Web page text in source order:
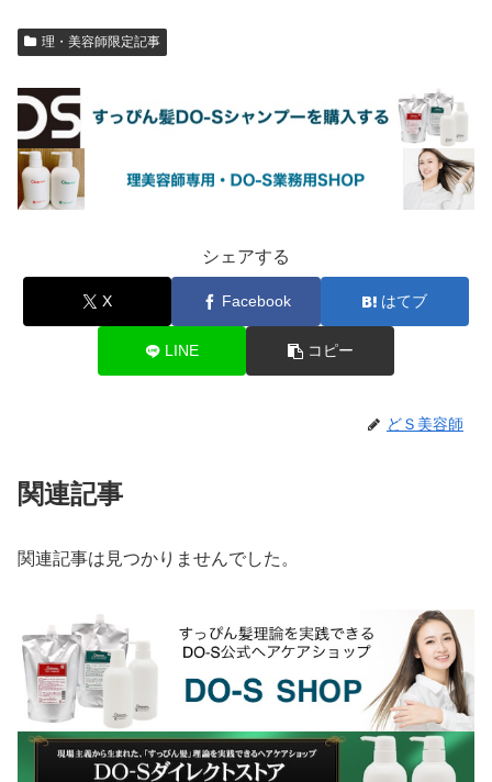
理・美容師限定記事
シェアする
X Facebook はてブ
LINE コピー
どＳ美容師
関連記事
関連記事は見つかりませんでした。